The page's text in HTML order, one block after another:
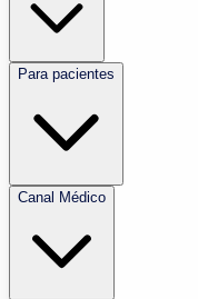
Para pacientes
Canal Médico